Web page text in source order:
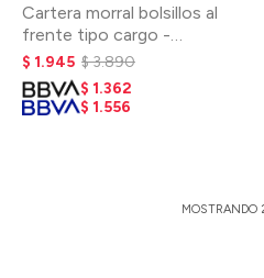
Cartera morral bolsillos al
frente tipo cargo -
Seaweed
$ 1.945 $3.890
$ 1.362
$ 1.556
MOSTRANDO